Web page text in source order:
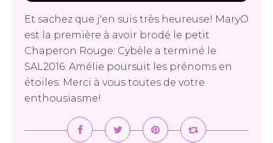
Et sachez que j'en suis très heureuse! MaryO
est la première à avoir brodé le petit
Chaperon Rouge: Cybèle a terminé le
SAL2016: Amélie poursuit les prénoms en
étoiles: Merci à vous toutes de votre
enthousiasme!